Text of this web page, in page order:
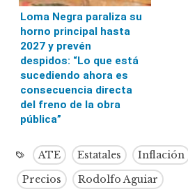
Loma Negra paraliza su
horno principal hasta
2027 y prevén
despidos: “Lo que está
sucediendo ahora es
consecuencia directa
del freno de la obra
pública”
ATE Estatales Inflación
Precios
Rodolfo Aguiar